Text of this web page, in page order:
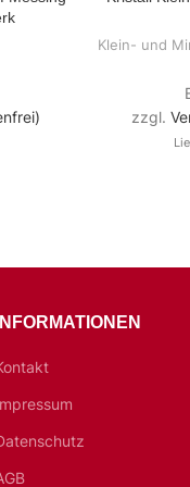
Klein- und
zzgl.
INFORMATIONEN